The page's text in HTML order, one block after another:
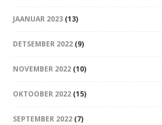
JAANUAR 2023 (13)
DETSEMBER 2022 (9)
NOVEMBER 2022 (10)
OKTOOBER 2022 (15)
SEPTEMBER 2022 (7)